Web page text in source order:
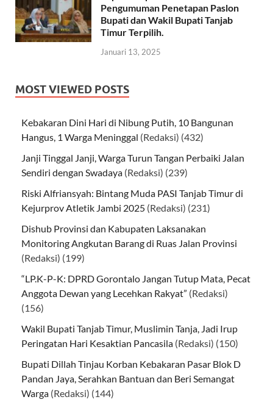
Pengumuman Penetapan Paslon
Bupati dan Wakil Bupati Tanjab
Timur Terpilih.
Januari 13, 2025
MOST VIEWED POSTS
Kebakaran Dini Hari di Nibung Putih, 10 Bangunan
Hangus, 1 Warga Meninggal (Redaksi) (432)
Janji Tinggal Janji, Warga Turun Tangan Perbaiki Jalan
Sendiri dengan Swadaya (Redaksi) (239)
Riski Alfriansyah: Bintang Muda PASI Tanjab Timur di
Kejurprov Atletik Jambi 2025 (Redaksi) (231)
Dishub Provinsi dan Kabupaten Laksanakan
Monitoring Angkutan Barang di Ruas Jalan Provinsi
(Redaksi) (199)
“LP.K-P-K: DPRD Gorontalo Jangan Tutup Mata, Pecat
Anggota Dewan yang Lecehkan Rakyat” (Redaksi)
(156)
Wakil Bupati Tanjab Timur, Muslimin Tanja, Jadi Irup
Peringatan Hari Kesaktian Pancasila (Redaksi) (150)
Bupati Dillah Tinjau Korban Kebakaran Pasar Blok D
Pandan Jaya, Serahkan Bantuan dan Beri Semangat
Warga (Redaksi) (144)